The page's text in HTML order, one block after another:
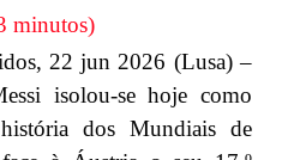
minutos)
22 jun 2026 (Lusa) –
isolou-se hoje como
dos Mundiais de